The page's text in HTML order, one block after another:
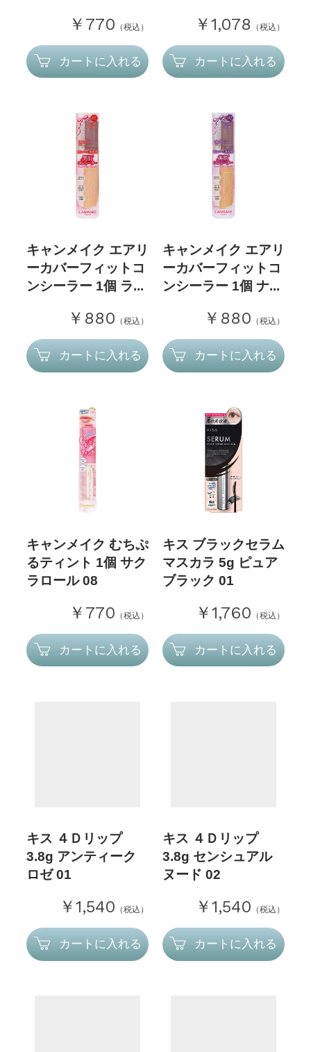
￥770 （税込）
カートに入れる
￥1,078 （税込）
カートに入れる
キャンメイク エアリ
ーカバーフィットコ
ンシーラー 1個 ラ...
￥880 （税込）
カートに入れる
キャンメイク エアリ
ーカバーフィットコ
ンシーラー 1個 ナ...
￥880 （税込）
カートに入れる
キャンメイク むちぷ
るティント 1個 サク
ラロール 08
￥770 （税込）
カートに入れる
キス ブラックセラム
マスカラ 5g ピュア
ブラック 01
￥1,760 （税込）
カートに入れる
キス ４Ｄリップ
3.8g アンティーク
ロゼ 01
￥1,540 （税込）
カートに入れる
キス ４Ｄリップ
3.8g センシュアル
ヌード 02
￥1,540 （税込）
カートに入れる